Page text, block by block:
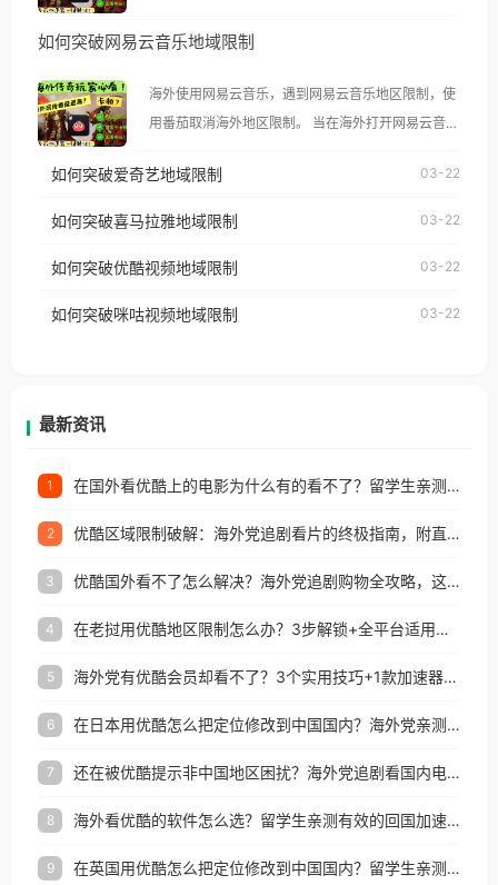
示语。 海外用户如香港、澳门、台湾、美国、加拿
像其他音乐平台一样，出现地区及版权限制问题，且
仅能在中国大陆地区播放。 遇到这个问题的朋友们，
台湾、美国、加拿大、澳大利亚、欧洲等国家和地区
权限制所困扰。
如何突破网易云音乐地域限制
海外使用网易云音乐，遇到网易云音乐地区限制，使
用番茄取消海外地区限制。 当在海外打开网易云音
播放”的提示语。 海外用户如香港、澳门、台湾、美
制问题，且仅能在中国大陆地区播放。 遇到这个问题
户收听网易云音乐地区版权限制」的问题，无论人在
如何突破爱奇艺地域限制 03-22
如何突破喜马拉雅地域限制 03-22
如何突破优酷视频地域限制 03-22
如何突破咪咕视频地域限制 03-22
最新资讯
1 在国外看优酷上的电影为什么有的看不了？留学生亲测有效的回国加速方案
2 优酷区域限制破解：海外党追剧看片的终极指南，附直播欧冠+1905电影网解决方案
3 优酷国外看不了怎么解决？海外党追剧购物全攻略，这招亲测有效！
4 在老挝用优酷地区限制怎么办？3步解锁+全平台适用的回国加速器指南
5 海外党有优酷会员却看不了？3个实用技巧+1款加速器解决追剧&金融APP难题
6 在日本用优酷怎么把定位修改到中国国内？海外党亲测有效的回国加速指南
7 还在被优酷提示非中国地区困扰？海外党追剧看国内电影的正确打开方式
8 海外看优酷的软件怎么选？留学生亲测有效的回国加速方案
9 在英国用优酷怎么把定位修改到中国国内？留学生亲测有效的回国加速方案